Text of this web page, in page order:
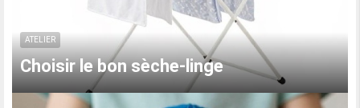
Idées pour créer un tableau d'affaires -
tableaux d'activités